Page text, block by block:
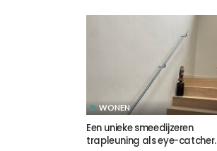
WONEN
Een unieke smeedijzeren
trapleuning als eye-catcher.